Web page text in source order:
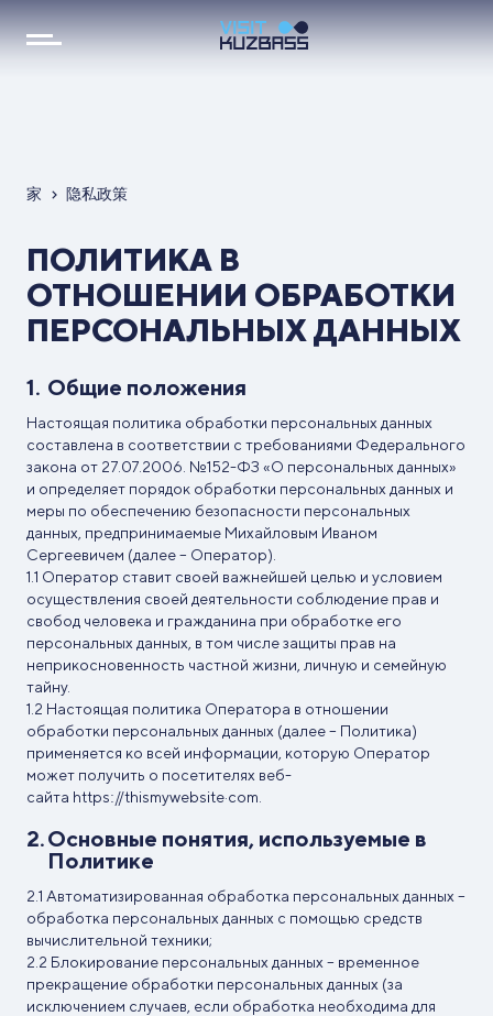
家 隐私政策
ПОЛИТИКА В
ОТНОШЕНИИ ОБРАБОТКИ
ПЕРСОНАЛЬНЫХ ДАННЫХ
Общие положения
Настоящая политика обработки персональных данных
составлена в соответствии с требованиями Федерального
закона от 27.07.2006. №152-ФЗ «О персональных данных»
и определяет порядок обработки персональных данных и
меры по обеспечению безопасности персональных
данных, предпринимаемые Михайловым Иваном
Сергеевичем (далее – Оператор).
Оператор ставит своей важнейшей целью и условием
осуществления своей деятельности соблюдение прав и
свобод человека и гражданина при обработке его
персональных данных, в том числе защиты прав на
неприкосновенность частной жизни, личную и семейную
тайну.
Настоящая политика Оператора в отношении
обработки персональных данных (далее – Политика)
применяется ко всей информации, которую Оператор
может получить о посетителях веб-
сайта httpsː//thismywebsite·com.
Основные понятия, используемые в
Политике
Автоматизированная обработка персональных данных –
обработка персональных данных с помощью средств
вычислительной техники;
Блокирование персональных данных – временное
прекращение обработки персональных данных (за
исключением случаев, если обработка необходима для